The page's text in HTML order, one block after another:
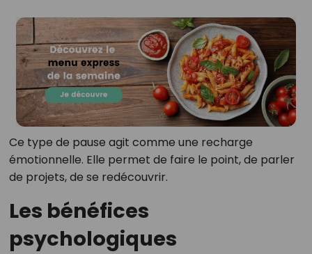
Ce type de pause agit comme une recharge
émotionnelle. Elle permet de faire le point, de parler
de projets, de se redécouvrir.
Les bénéfices
psychologiques